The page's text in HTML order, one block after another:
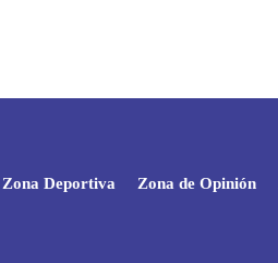
Zona Deportiva Zona de Opinión